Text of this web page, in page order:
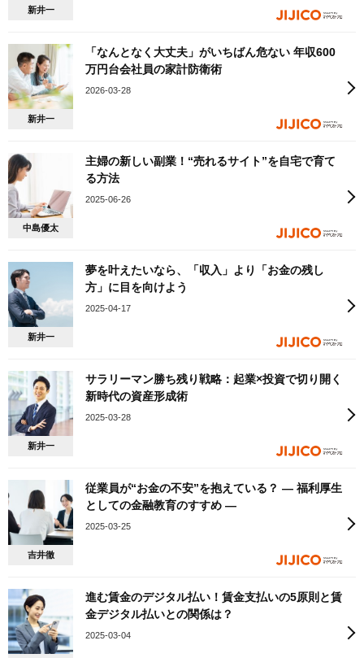
新井一
新井一
「なんとなく大丈夫」がいちばん危ない 年収600
万円台会社員の家計防衛術
2026-03-28
中島優太
主婦の新しい副業！“売れるサイト”を自宅で育て
る方法
2025-06-26
新井一
夢を叶えたいなら、「収入」より「お金の残し
方」に目を向けよう
2025-04-17
新井一
サラリーマン勝ち残り戦略：起業×投資で切り開く
新時代の資産形成術
2025-03-28
吉井徹
従業員が“お金の不安”を抱えている？ ― 福利厚生
としての金融教育のすすめ ―
2025-03-25
進む賃金のデジタル払い！賃金支払いの5原則と賃
金デジタル払いとの関係は？
2025-03-04